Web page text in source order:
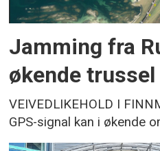
Jamming fra
økende trussel
VEIVEDLIKEHOLD I
GPS-signal kan i økende